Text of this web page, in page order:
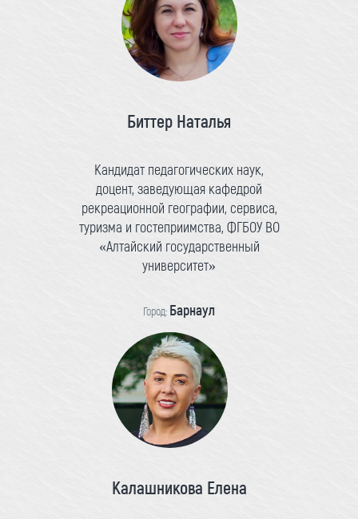
Биттер Наталья
Кандидат педагогических наук,
доцент, заведующая кафедрой
рекреационной географии, сервиса,
туризма и гостеприимства, ФГБОУ ВО
«Алтайский государственный
университет»
Город: Барнаул
Калашникова Елена